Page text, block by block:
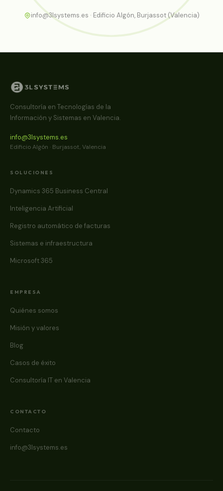
info@3lsystems.es · Edificio Algón, Burjassot (Valencia)
Consultoría en Tecnologías de la
Información y Sistemas en Valencia.
info@3lsystems.es
Edificio Algón · Burjassot, Valencia
SOLUCIONES
Dynamics 365 Business Central
Inteligencia Artificial
Registro automático de facturas
Sistemas e infraestructura
Microsoft 365
EMPRESA
Quiénes somos
Misión y valores
Blog
Casos de éxito
Consultoría IT en Valencia
CONTACTO
Contacto
info@3lsystems.es